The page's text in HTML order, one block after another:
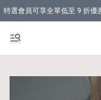
特選會員可享全單低至 9 折優